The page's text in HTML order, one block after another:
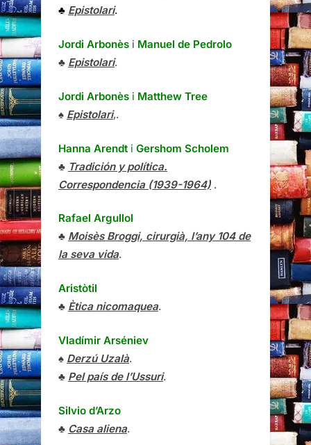
♣ Epistolari.
Jordi Arbonès i Manuel de Pedrolo
♣ Epistolari.
Jordi Arbonès i Matthew Tree
♠ Epistolari,.
Hanna Arendt i Gershom Scholem
♣ Tradición y política.
Correspondencia (1939-1964) .
Rafael Argullol
♣ Moisès Broggi, cirurgià, l’any 104 de
la seva vida.
Aristòtil
♣ Ètica nicomaquea.
Vladímir Arséniev
♠ Derzú Uzalà.
♣ Pel país de l’Ussuri.
Silvio d’Arzo
♣ Casa aliena.